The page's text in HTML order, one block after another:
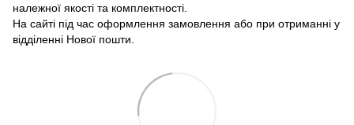
належної якості та комплектності.
На сайті під час оформлення замовлення або при отриманні у
відділенні Нової пошти.